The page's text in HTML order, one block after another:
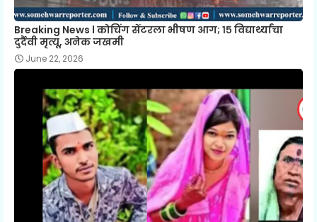
Breaking News l कोचिंग सेंटरला भीषण आग; १५ विद्यार्थ्यांचा
दुर्दैवी मृत्यू, अनेक जखमी
June 22, 2026